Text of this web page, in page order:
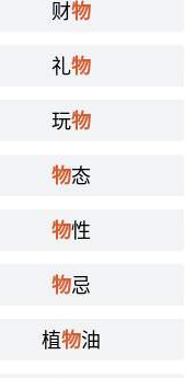
财物
礼物
玩物
物态
物性
物忌
植物油